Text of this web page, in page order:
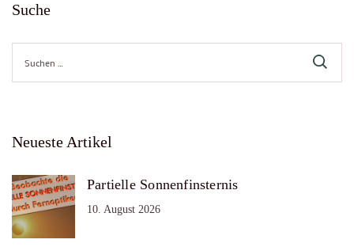
Suche
nach:
Neueste Artikel
Partielle Sonnenfinsternis
10. August 2026